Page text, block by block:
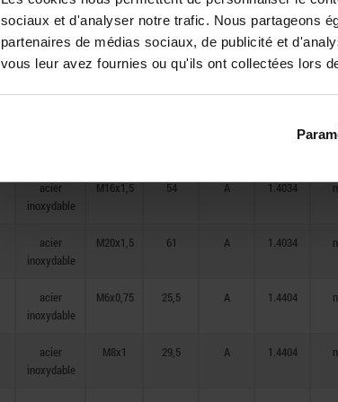
sociaux et d'analyser notre trafic. Nous partageons
partenaires de médias sociaux, de publicité et
vous leur avez fournies ou qu'ils ont collectées lors
acier
inoxydable
M8x1 29,5 A 1.4034
inoxydable
acier
inoxydable
M16x1,5 54 A 1.4034
acier
inoxydable
M20x1,5 61 A 1.4034
acier
inoxydable
M6x0,75 25,5 A 1.4404
acier
inoxydable
M8x1 29,5 A 1.4404